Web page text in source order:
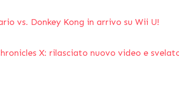
vs. Donkey Kong in arrivo su Wii U!
X: rilasciato nuovo video e